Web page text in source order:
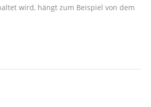
wird, hängt zum Beispiel von dem